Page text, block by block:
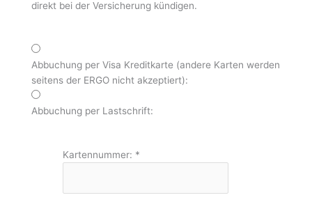
direkt bei der Versicherung kündigen.
Abbuchung per Visa Kreditkarte (andere Karten werden
seitens der ERGO nicht akzeptiert):
Abbuchung per Lastschrift:
Kartennummer: *